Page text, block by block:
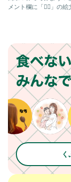
メント欄に「❤️‍🔥」の